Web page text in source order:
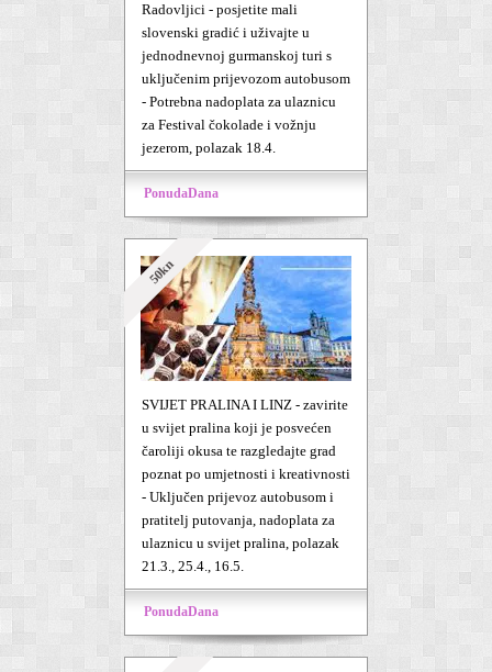
Radovljici - posjetite mali
slovenski gradić i uživajte u
jednodnevnoj gurmanskoj turi s
uključenim prijevozom autobusom
- Potrebna nadoplata za ulaznicu
za Festival čokolade i vožnju
jezerom, polazak 18.4.
PonudaDana
50kn
SVIJET PRALINA I LINZ - zavirite
u svijet pralina koji je posvećen
čaroliji okusa te razgledajte grad
poznat po umjetnosti i kreativnosti
- Uključen prijevoz autobusom i
pratitelj putovanja, nadoplata za
ulaznicu u svijet pralina, polazak
21.3., 25.4., 16.5.
PonudaDana